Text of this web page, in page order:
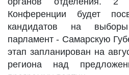
Конференции будет
кандидатов на
парламент - Самарскую
этап запланирован на
региона над